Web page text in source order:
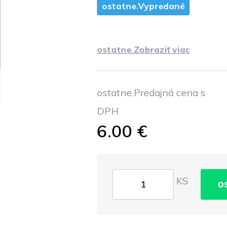
ostatne.Vypredané
ostatne.Zobraziť viac
ostatne.Predajná cena s
DPH
6.00 €
KS